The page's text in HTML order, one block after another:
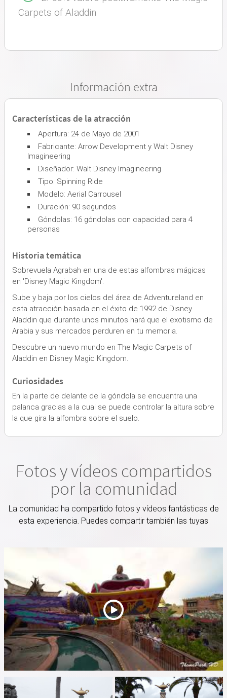
Carpets of Aladdin
Información extra
Características de la atracción
Apertura: 24 de Mayo de 2001
Fabricante: Arrow Development y Walt Disney
Imagineering
Diseñador: Walt Disney Imagineering
Tipo: Spinning Ride
Modelo: Aerial Carrousel
Duración: 90 segundos
Góndolas: 16 góndolas con capacidad para 4
personas
Historia temática
Sobrevuela Agrabah en una de estas alfombras mágicas
en 'Disney Magic Kingdom'.
Sube y baja por los cielos del área de Adventureland en
esta atracción basada en el éxito de 1992 de Disney
Aladdin que durante unos minutos hará que el exotismo de
Arabia y sus mercados perduren en tu memoria.
Descubre un nuevo mundo en The Magic Carpets of
Aladdin en Disney Magic Kingdom.
Curiosidades
En la parte de delante de la góndola se encuentra una
palanca gracias a la cual se puede controlar la altura sobre
la que gira la alfombra sobre el suelo.
Fotos y vídeos compartidos
por la comunidad
La comunidad ha compartido fotos y vídeos fantásticas de
esta experiencia. Puedes compartir también las tuyas